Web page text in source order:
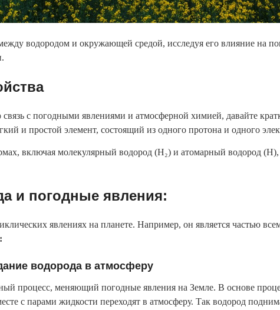
водородом и окружающей средой, исследуя его влияние на
с погодными явлениями и атмосферной химией, давайте
и простой элемент, состоящий из одного протона и одного
включая молекулярный водород (H₂) и атомарный водород
и погодные явления:
явлениях на планете. Например, он является частью
водорода в атмосферу
процесс, меняющий погодные явления на Земле. В основе
с парами жидкости переходят в атмосферу. Так водород